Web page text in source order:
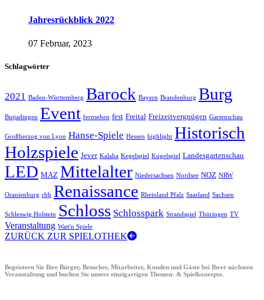
Jahresrückblick 2022
07 Februar, 2023
Schlagwörter
2021 Baden-Württemberg Barock Bayern Brandenburg Burg
Butjadingen Event fernsehen fest Freital Freizeitvergnügen Gartenschau
Großherzog von Lyon Hanse-Spiele Hessen highlight Historisch
Holzspiele Jever Kalaha Kegelspiel Kugelspiel Landesgartenschau
LED MAZ Mittelalter Niedersachsen Nordsee NOZ NRW
Oranienburg rbb Renaissance Rheinland Pfalz Saarland Sachsen
Schleswig Holstein Schloss Schlosspark Strandspiel Thüringen TV
Veranstaltung Watt'n Spiele
ZURÜCK ZUR SPIELOTHEK
Begeistern Sie Ihre Bürger, Besucher, Mitarbeiter, Kunden und Gäste bei Ihrer nächsten
Veranstaltung und buchen Sie unsere einzigartigen Themen- & Spielkonzepte.